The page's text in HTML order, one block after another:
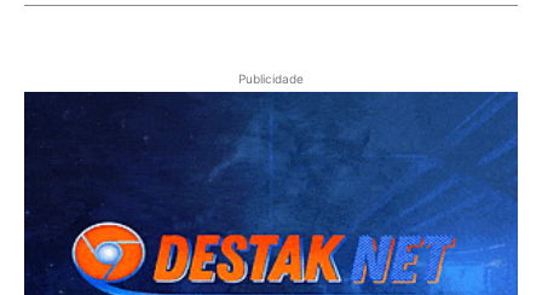
Publicidade